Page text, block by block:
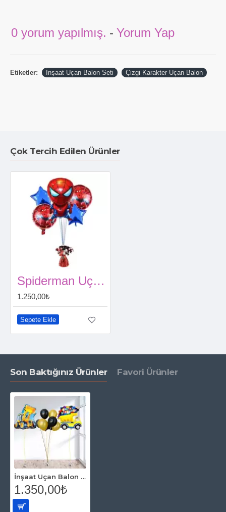
0 yorum yapılmış. - Yorum Yap
Etiketler: İnşaat Uçan Balon Seti Çizgi Karakter Uçan Balon
Çok Tercih Edilen Ürünler
Spiderman Uçan Balon Seti
1.250,00₺
Sepete Ekle
Son Baktığınız Ürünler Favori Ürünler
İnşaat Uçan Balon Seti
1.350,00₺